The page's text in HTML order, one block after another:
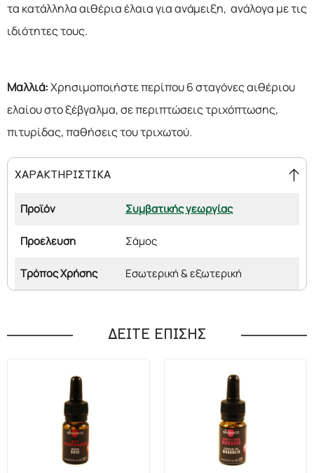
τα κατάλληλα αιθέρια έλαια για ανάμειξη, ανάλογα με τις
ιδιότητες τους.
Μαλλιά:Χρησιμοποιήστε περίπου 6 σταγόνες αιθέριου
ελαίου στο ξέβγαλμα, σε περιπτώσεις τριχόπτωσης,
πιτυρίδας, παθήσεις του τριχωτού.
ΧΑΡΑΚΤΗΡΙΣΤΙΚΑ
Προϊόν Συμβατικής γεωργίας
Προέλευση Σάμος
Τρόπος Χρήσης Εσωτερική & εξωτερική
ΔΕΙΤΕ ΕΠΙΣΗΣ